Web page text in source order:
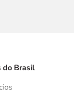
do Brasil